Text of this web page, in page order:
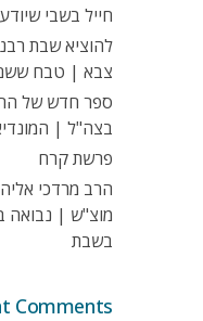
חייל בשבי
להוציא שבת
צבא | טבח ששם
ספר חדש של
בצה"ל |
פרשת קרח
הרב מרדכי
מוצ"ש | נבואה
בשבת
Comments